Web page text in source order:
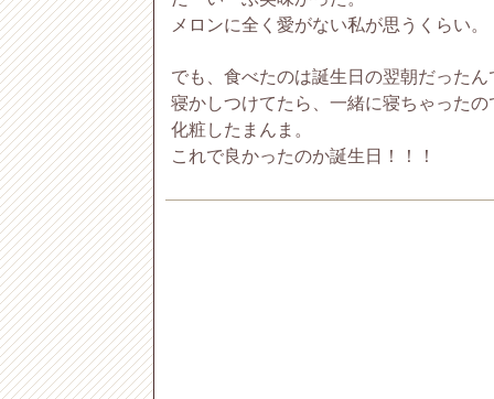
メロンに全く愛がない私が思うくらい。
でも、食べたのは誕生日の翌朝だった
寝かしつけてたら、一緒に寝ちゃったの
化粧したまんま。
これで良かったのか誕生日！！！